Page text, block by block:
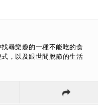
尋樂趣的一種不能吃的食
，以及跟世間脫節的生活